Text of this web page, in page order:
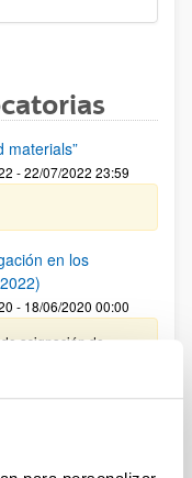
materials”
- 22/07/2022 23:59
en los
- 18/06/2020 00:00
asignación de
de energías